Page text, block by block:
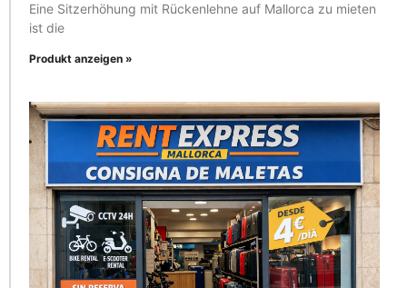
Eine Sitzerhöhung mit Rückenlehne auf Mallorca zu mieten
ist die
Produkt anzeigen »